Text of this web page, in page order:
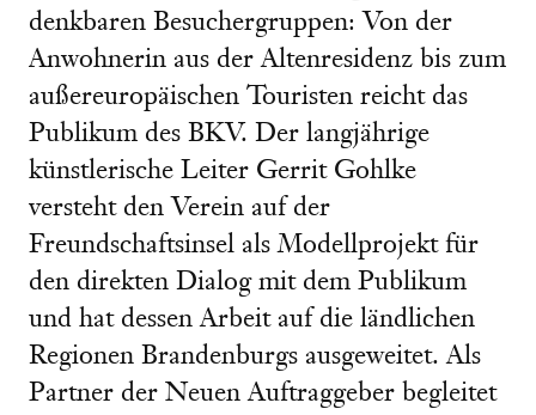
denkbaren Besuchergruppen: Von der
Anwohnerin aus der Altenresidenz bis zum
außereuropäischen Touristen reicht das
Publikum des BKV. Der langjährige
künstlerische Leiter Gerrit Gohlke
versteht den Verein auf der
Freundschaftsinsel als Modellprojekt für
den direkten Dialog mit dem Publikum
und hat dessen Arbeit auf die ländlichen
Regionen Brandenburgs ausgeweitet. Als
Partner der Neuen Auftraggeber begleitet